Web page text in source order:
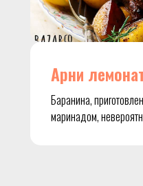
Арни
Баранина,
маринадом,